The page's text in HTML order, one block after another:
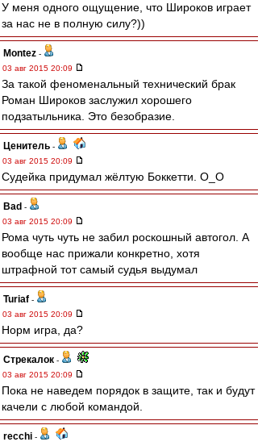
У меня одного ощущение, что Широков играет
за нас не в полную силу?))
Montez -
03 авг 2015 20:09
За такой феноменальный технический брак
Роман Широков заслужил хорошего
подзатыльника. Это безобразие.
Ценитель -
03 авг 2015 20:09
Судейка придумал жёлтую Боккетти. O_O
Bad -
03 авг 2015 20:09
Рома чуть чуть не забил роскошный автогол. А
вообще нас прижали конкретно, хотя
штрафной тот самый судья выдумал
Turiaf -
03 авг 2015 20:09
Норм игра, да?
Стрекалок -
03 авг 2015 20:09
Пока не наведем порядок в защите, так и будут
качели с любой командой.
recchi -